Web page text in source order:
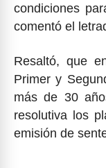
condiciones
comentó el
Resaltó, que
Primer y
más de 30
resolutiva los
emisión de